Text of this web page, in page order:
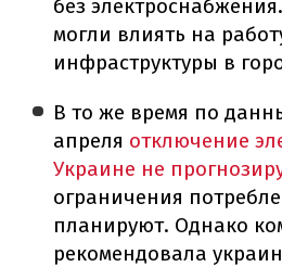
без
могли влиять на
инфраструктуры в
В то же время по
апреля отключение
Украине не
ограничения
планируют. Однако
рекомендовала